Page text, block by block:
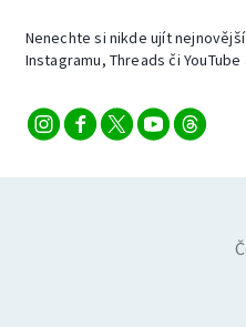
Nenechte si nikde ujít
Instagramu, Threads či